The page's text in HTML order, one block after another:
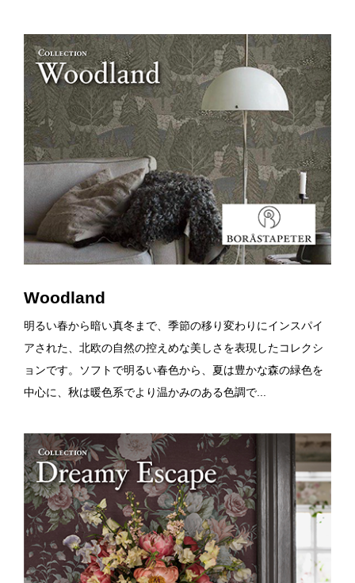
Woodland
明るい春から暗い真冬まで、季節の移り変わりにインスパイ
アされた、北欧の自然の控えめな美しさを表現したコレクシ
ョンです。ソフトで明るい春色から、夏は豊かな森の緑色を
中心に、秋は暖色系でより温かみのある色調で...